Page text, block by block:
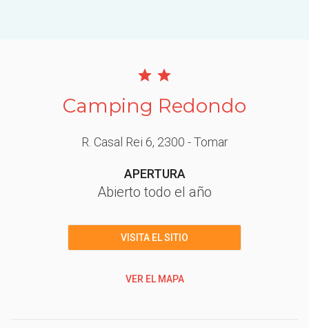
Camping Redondo
R. Casal Rei 6, 2300 - Tomar
APERTURA
Abierto todo el año
VISITA EL SITIO
VER EL MAPA